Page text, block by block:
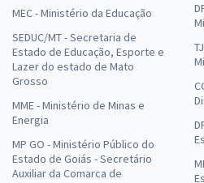
MEC - Ministério da Educação
SEDUC/MT - Secretaria de
Estado de Educação, Esporte e
Lazer do estado de Mato
Grosso
MME - Ministério de Minas e
Energia
MP GO - Ministério Público do
Estado de Goiás - Secretário
Auxiliar da Comarca de